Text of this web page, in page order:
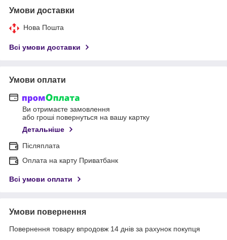
Умови доставки
Нова Пошта
Всі умови доставки
Умови оплати
Ви отримаєте замовлення
або гроші повернуться на вашу картку
Детальніше
Післяплата
Оплата на карту Приватбанк
Всі умови оплати
Умови повернення
Повернення товару впродовж 14 днів за рахунок покупця